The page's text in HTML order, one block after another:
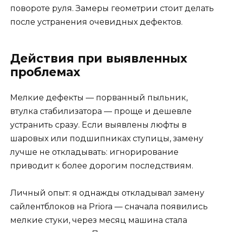
повороте руля. Замеры геометрии стоит делать
после устранения очевидных дефектов.
Действия при выявленных
проблемах
Мелкие дефекты — порванный пыльник,
втулка стабилизатора — проще и дешевле
устранить сразу. Если выявлены люфты в
шаровых или подшипниках ступицы, замену
лучше не откладывать: игнорирование
приводит к более дорогим последствиям.
Личный опыт: я однажды откладывал замену
сайлентблоков на Priora — сначала появились
мелкие стуки, через месяц машина стала